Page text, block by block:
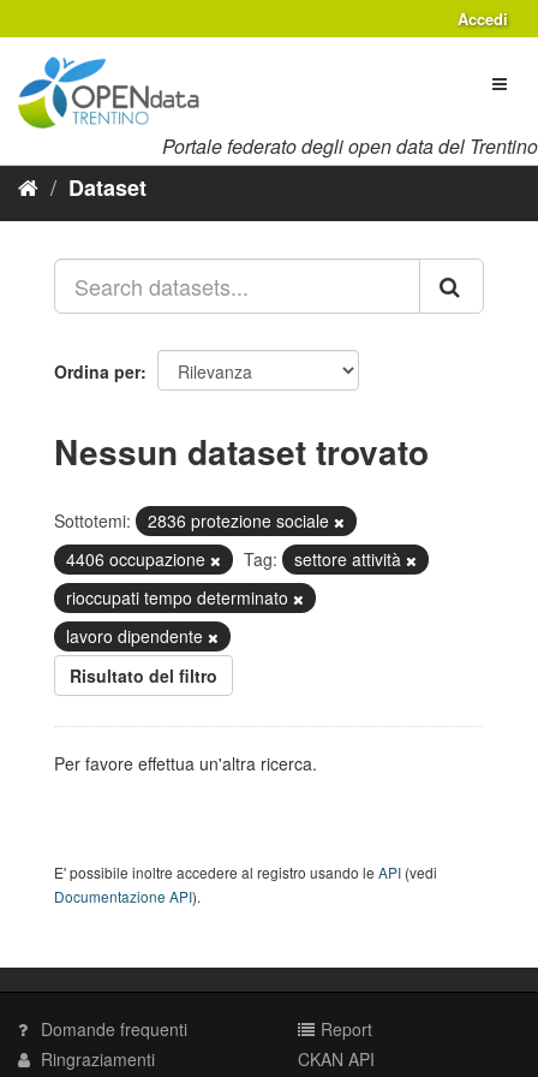
al
contenuto
Accedi
Portale federato degli open data del Trentino
Dataset
Ordina per
Nessun dataset trovato
Sottotemi:
2836 protezione sociale
4406 occupazione
Tag:
settore attività
rioccupati tempo determinato
lavoro dipendente
Risultato del filtro
Per favore effettua un'altra ricerca.
E' possibile inoltre accedere al registro usando le API (vedi
Documentazione API).
Domande frequenti
Ringraziamenti
Report
CKAN API